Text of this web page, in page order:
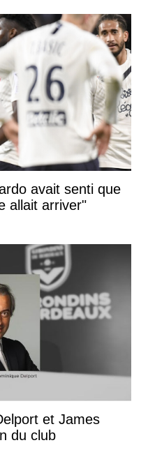
avait senti que
allait arriver"
et James
du club